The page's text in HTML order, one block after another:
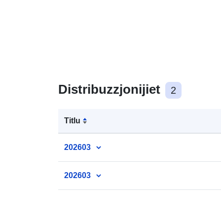
Distribuzzjonijiet 2
Titlu
202603
202603